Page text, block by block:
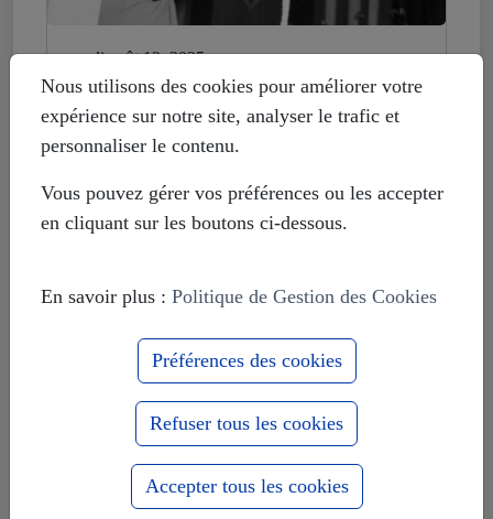
mardi août 12, 2025
Histoire déformée : les Européistes
veulent fonder leur unité sur la
russophobie
Nous utilisons des cookies pour améliorer votre
expérience sur notre site, analyser le trafic et
personnaliser le contenu.
Vous pouvez gérer vos préférences ou les accepter
en cliquant sur les boutons ci-dessous.
En savoir plus : Politique de Gestion des Cookies
Préférences des cookies
Refuser tous les cookies
Accepter tous les cookies